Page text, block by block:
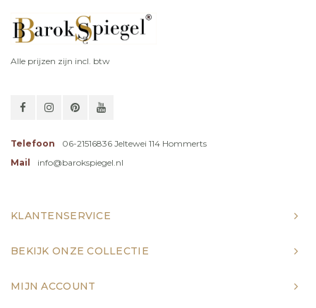
Alle prijzen zijn incl. btw
Telefoon
06-21516836 Jeltewei 114 Hommerts
Mail
info@barokspiegel.nl
KLANTENSERVICE
BEKIJK ONZE COLLECTIE
MIJN ACCOUNT